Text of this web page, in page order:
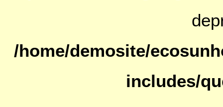
/home/demosite/
includes/